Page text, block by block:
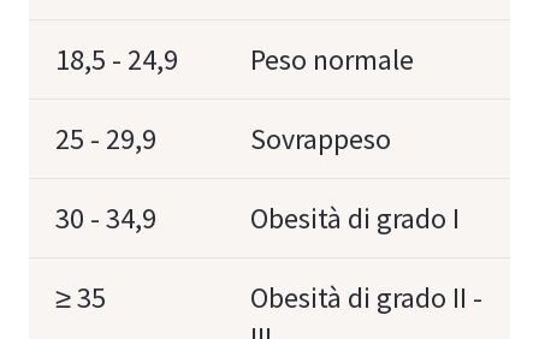
18,5 - 24,9 Peso normale
25 - 29,9 Sovrappeso
30 - 34,9 Obesità di grado I
≥ 35
Obesità di grado II -